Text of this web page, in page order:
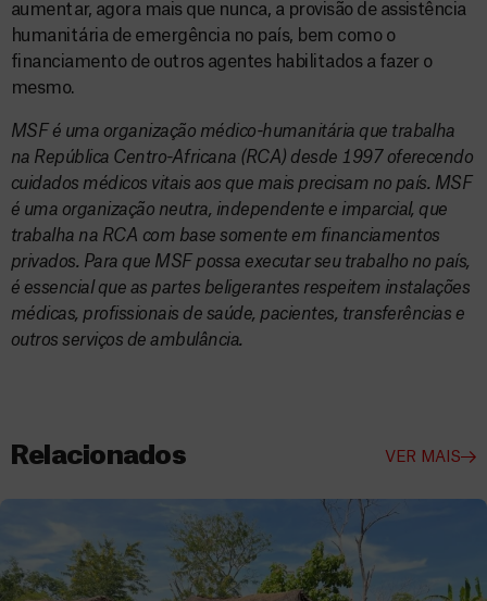
aumentar, agora mais que nunca, a provisão de assistência
humanitária de emergência no país, bem como o
financiamento de outros agentes habilitados a fazer o
mesmo.
MSF é uma organização médico-humanitária que trabalha
na República Centro-Africana (RCA) desde 1997 oferecendo
cuidados médicos vitais aos que mais precisam no país. MSF
é uma organização neutra, independente e imparcial, que
trabalha na RCA com base somente em financiamentos
privados. Para que MSF possa executar seu trabalho no país,
é essencial que as partes beligerantes respeitem instalações
médicas, profissionais de saúde, pacientes, transferências e
outros serviços de ambulância.
Relacionados VER MAIS